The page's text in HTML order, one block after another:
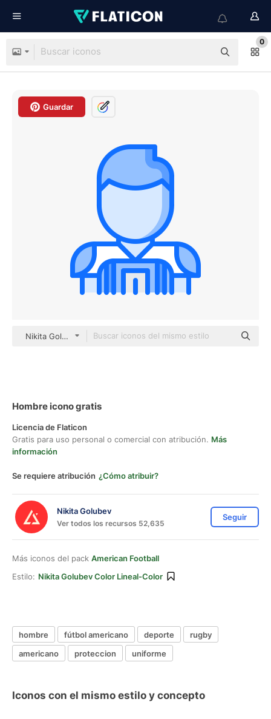
0
Guardar
Nikita Golubev color lineal-color
Hombre icono gratis
Licencia de Flaticon
Gratis para uso personal o comercial con atribución. Más
información
Se requiere atribución ¿Cómo atribuir?
Nikita Golubev
Ver todos los recursos 52,635
Seguir
Más iconos del pack American Football
Estilo: Nikita Golubev Color Lineal-Color
hombre fútbol americano deporte
rugby
americano
proteccion uniforme
Iconos con el mismo estilo y concepto